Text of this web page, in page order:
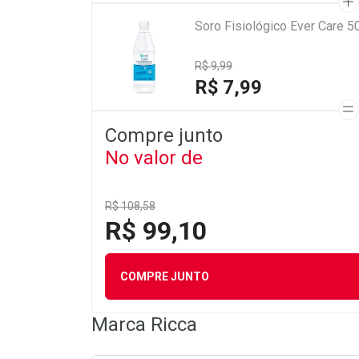
Soro Fisiológico Ever Care
R$ 9,99
R$ 7,99
Compre junto
No valor de
R$ 108,58
R$ 99,10
COMPRE JUNTO
Marca Ricca